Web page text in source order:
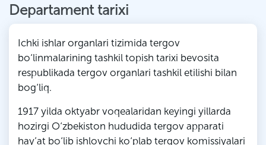
Departament tarixi
Ichki ishlar organlari tizimida tergov
bo‘linmalarining tashkil topish tarixi bevosita
respublikada tergov organlari tashkil etilishi bilan
bog‘liq.
1917 yilda oktyabr voqealaridan keyingi yillarda
hozirgi O‘zbekiston hududida tergov apparati
hay’at bo‘lib ishlovchi ko‘plab tergov komissiyalari